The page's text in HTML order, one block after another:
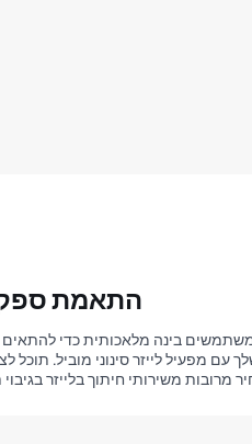
התאמת
משתמשים בינה מלאכותית כדי
עם מפעיל לייזר סינוני מוביל. תוכל